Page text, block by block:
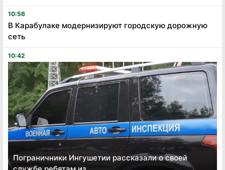
10:56
В Карабулаке модернизируют городскую дорожную
сеть
10:42
Пограничники Ингушетии рассказали о своей